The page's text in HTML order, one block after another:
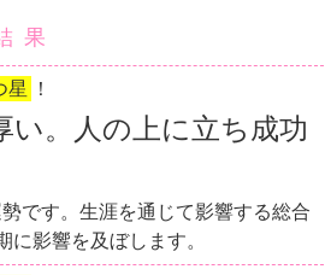
果
星 ！
い。人の上に立ち成功
です。生涯を通じて影響する総合
影響を及ぼします。